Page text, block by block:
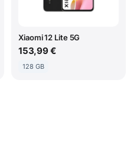
Xiaomi 12 Lite 5G
153,99 €
128 GB